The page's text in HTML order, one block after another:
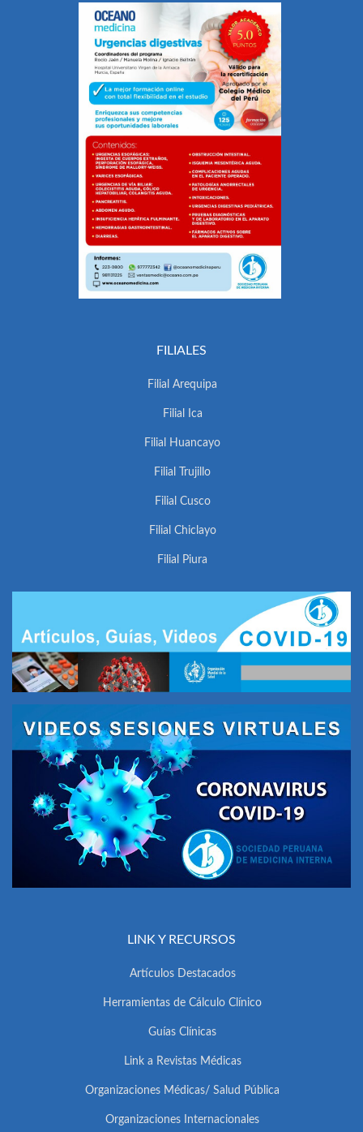
FILIALES
Filial Arequipa
Filial Ica
Filial Huancayo
Filial Trujillo
Filial Cusco
Filial Chiclayo
Filial Piura
LINK Y RECURSOS
Artículos Destacados
Herramientas de Cálculo Clínico
Guías Clínicas
Link a Revistas Médicas
Organizaciones Médicas/ Salud Pública
Organizaciones Internacionales